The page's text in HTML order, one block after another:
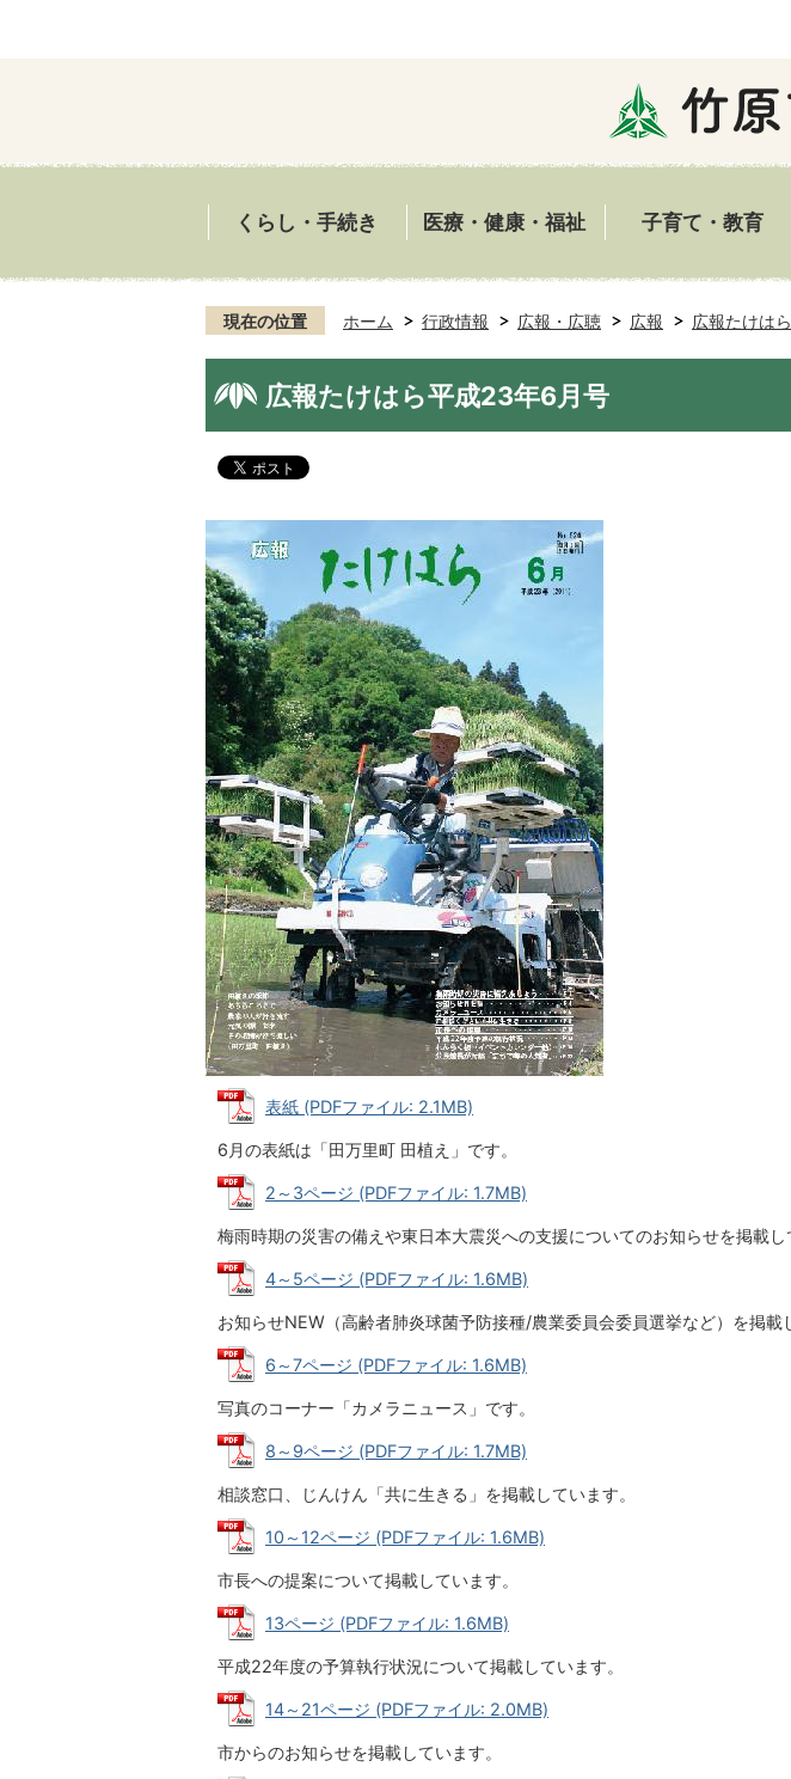
くらし・手続き 医療・健康・福祉 子育て・教育
現在の位置 ホーム 行政情報 広報・広聴 広報 広報たけはら
広報たけはら平成23年6月号
表紙 (PDFファイル: 2.1MB)
6月の表紙は「田万里町 田植え」です。
2～3ページ (PDFファイル: 1.7MB)
梅雨時期の災害の備えや東日本大震災への支援についてのお知らせを掲載し
4～5ページ (PDFファイル: 1.6MB)
お知らせNEW（高齢者肺炎球菌予防接種/農業委員会委員選挙など）を掲載
6～7ページ (PDFファイル: 1.6MB)
写真のコーナー「カメラニュース」です。
8～9ページ (PDFファイル: 1.7MB)
相談窓口、じんけん「共に生きる」を掲載しています。
10～12ページ (PDFファイル: 1.6MB)
市長への提案について掲載しています。
13ページ (PDFファイル: 1.6MB)
平成22年度の予算執行状況について掲載しています。
14～21ページ (PDFファイル: 2.0MB)
市からのお知らせを掲載しています。